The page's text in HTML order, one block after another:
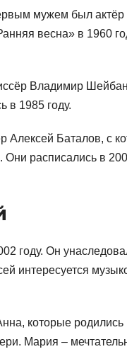
мужем был актёр
весна» в 1960
Владимир
в 1985 году.
Алексей Баталов, с
расписались в
году. Он
интересуется
которые родились
Мария –